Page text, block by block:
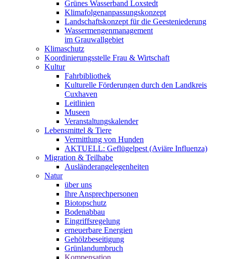
Grünes Wasserband Loxstedt
Klimafolgenanpassungskonzept
Landschaftskonzept für die Geesteniederung
Wassermengenmanagement
im Grauwallgebiet
Klimaschutz
Koordinierungsstelle Frau & Wirtschaft
Kultur
Fahrbibliothek
Kulturelle Förderungen durch den Landkreis
Cuxhaven
Leitlinien
Museen
Veranstaltungskalender
Lebensmittel & Tiere
Vermittlung von Hunden
AKTUELL: Geflügelpest (Aviäre Influenza)
Migration & Teilhabe
Ausländerangelegenheiten
Natur
über uns
Ihre Ansprechpersonen
Biotopschutz
Bodenabbau
Eingriffsregelung
erneuerbare Energien
Gehölzbeseitigung
Grünlandumbruch
Kompensation